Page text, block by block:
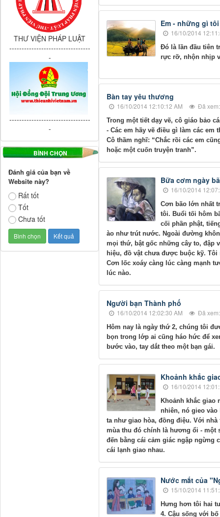
THƯ VIỆN PHÁP LUẬT
---------------------------------
-
---------------------------------
-
BÌNH CHỌN
Đánh giá của bạn về
Website này?
Rất tốt
Tốt
Chưa tốt
Em - những gì
16/10/2014
Đó là lần đầu tiên
rực rỡ, nhộn nhịp
Bàn tay yêu thương
16/10/2014 12:10:12 AM Đã
Trong một tiết dạy vẽ, cô giáo bảo
- Các em hãy vẽ điều gì làm các em
Cô thầm nghĩ: “Chắc rồi các em
hoặc một cuốn truyện tranh”.
Bữa cơm ngày
16/10/2014
Cơn bão lớn nhất
tôi. Buổi tối hôm
cối phần phật,
ào như trút nước. Ngoài đường
mọi thứ, bật gốc những cây to, đập
hiệu, đồ vật chưa được buộc kỹ.
Cơn lốc xoáy càng lúc càng mạnh
lúc nào.
Người bạn Thành phố
16/10/2014 12:02:30 AM Đã
Hôm nay là ngày thứ 2, chúng tôi
bọn trong lớp ai cũng háo hức để
bước vào, tay dắt theo một bạn gái.
Khoảnh khắc
16/10/2014
Khoảnh khắc giao
nhiên, nó gieo
ta như giao hòa, đồng điệu. Với
mùa thu đó chính là hương ổi - một
đến bằng cái cảm giác ngập ngừng
cái lạnh giao nhau.
Nước mắt của
15/10/2014
Hưng hơn tôi hai
4. Cậu sống với